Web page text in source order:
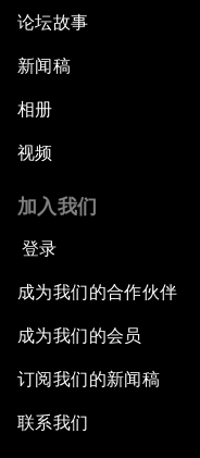
论坛故事
新闻稿
相册
视频
加入我们
登录
成为我们的合作伙伴
成为我们的会员
订阅我们的新闻稿
联系我们